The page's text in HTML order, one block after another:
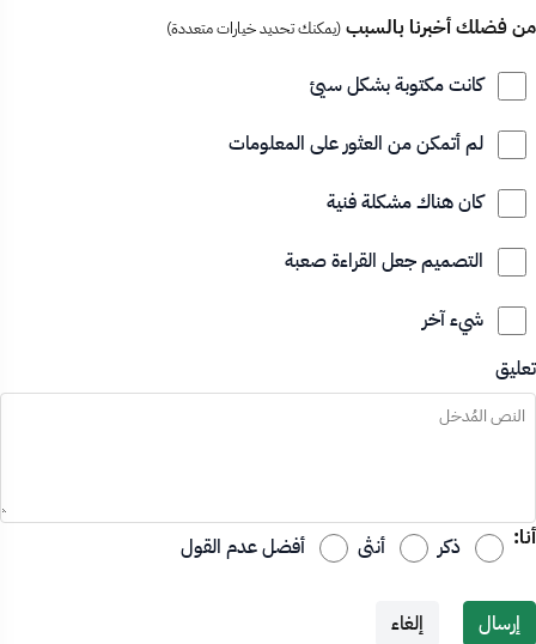
من فضلك أخبرنا بالسبب (يمكنك تحديد خيارات متعددة)
كانت مكتوبة بشكل سيئ
لم أتمكن من العثور على المعلومات
كان هناك مشكلة فنية
التصميم جعل القراءة صعبة
شيء آخر
تعليق
أنا: ذكر أنثى أفضل عدم القول
إرسال إلغاء